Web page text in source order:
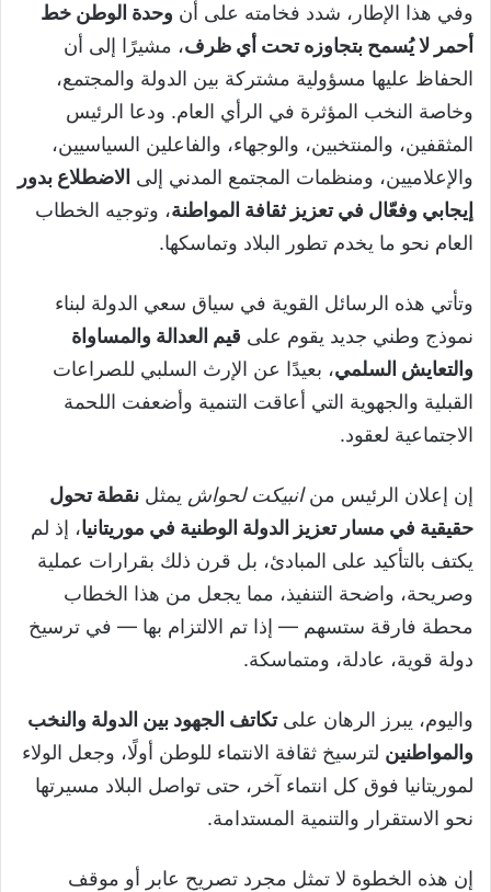
وفي هذا الإطار، شدد فخامته على أن وحدة الوطن خط
أحمر لا يُسمح بتجاوزه تحت أي ظرف، مشيرًا إلى أن
الحفاظ عليها مسؤولية مشتركة بين الدولة والمجتمع،
وخاصة النخب المؤثرة في الرأي العام. ودعا الرئيس
المثقفين، والمنتخبين، والوجهاء، والفاعلين السياسيين،
والإعلاميين، ومنظمات المجتمع المدني إلى الاضطلاع بدور
إيجابي وفعّال في تعزيز ثقافة المواطنة، وتوجيه الخطاب
العام نحو ما يخدم تطور البلاد وتماسكها.
وتأتي هذه الرسائل القوية في سياق سعي الدولة لبناء
نموذج وطني جديد يقوم على قيم العدالة والمساواة
والتعايش السلمي، بعيدًا عن الإرث السلبي للصراعات
القبلية والجهوية التي أعاقت التنمية وأضعفت اللحمة
الاجتماعية لعقود.
إن إعلان الرئيس منانبيكت لحواش يمثل نقطة تحول
حقيقية في مسار تعزيز الدولة الوطنية في موريتانيا، إذ لم
يكتف بالتأكيد على المبادئ، بل قرن ذلك بقرارات عملية
وصريحة، واضحة التنفيذ، مما يجعل من هذا الخطاب
محطة فارقة ستسهم — إذا تم الالتزام بها — في ترسيخ
دولة قوية، عادلة، ومتماسكة.
واليوم، يبرز الرهان علىتكاتف الجهود بين الدولة والنخب
والمواطنين لترسيخ ثقافة الانتماء للوطن أولًا، وجعل الولاء
لموريتانيا فوق كل انتماء آخر، حتى تواصل البلاد مسيرتها
نحو الاستقرار والتنمية المستدامة.
إن هذه الخطوة لا تمثل مجرد تصريح عابر أو موقف